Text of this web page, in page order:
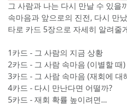
그 사람과 나는 다시 만날 수 있을
속마음과 앞으로의 진전, 다시 만
타로 카드 5장으로 자세히 알려줄
1카드 - 그 사람의 지금 상황
2카드 - 그 사람 속마음 (이별할 때)
3카드 - 그 사람 속마음 (재회에 대
4카드 - 다시 만난다면 어떨까?
5카드 - 재회 확률 높이려면...